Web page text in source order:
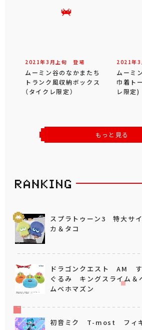
2021年3 月 上旬 登場
ムーミン谷のなかまたち
トランク風収納ボックス
（タイクレ限定）
2021年3
ムーミ
巾着ト
レ限定)
もっと見る
スプラトゥーン3 特大サ
カ＆タコ
ドラゴンクエスト AM す
ぐるみ キングスライム＆
ムベホマズン
初音ミク T-most フィ